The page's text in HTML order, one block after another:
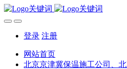
登录 注册
网站首页
北京京津冀保温施工公司、